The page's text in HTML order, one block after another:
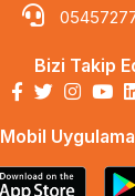
Bizi Takip
Mobil